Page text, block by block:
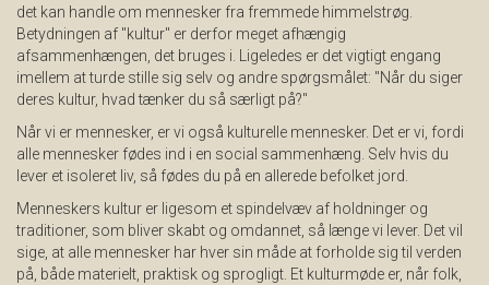
det kan handle om mennesker fra fremmede himmelstrøg.
Betydningen af "kultur" er derfor meget afhængig
afsammenhængen, det bruges i. Ligeledes er det vigtigt engang
imellem at turde stille sig selv og andre spørgsmålet: "Når du siger
deres kultur, hvad tænker du så særligt på?"
Når vi er mennesker, er vi også kulturelle mennesker. Det er vi, fordi
alle mennesker fødes ind i en social sammenhæng. Selv hvis du
lever et isoleret liv, så fødes du på en allerede befolket jord.
Menneskers kultur er ligesom et spindelvæv af holdninger og
traditioner, som bliver skabt og omdannet, så længe vi lever. Det vil
sige, at alle mennesker har hver sin måde at forholde sig til verden
på, både materielt, praktisk og sprogligt. Et kulturmøde er, når folk,